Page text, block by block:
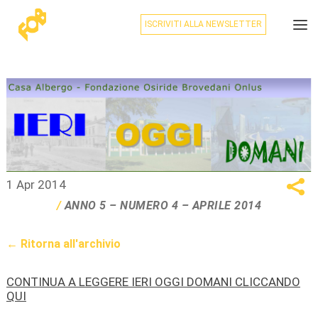
ISCRIVITI ALLA NEWSLETTER
ANNO 5 – NUMERO 4 – APRILE 2014
1 Apr 2014
← Ritorna all'archivio
CONTINUA A LEGGERE IERI OGGI DOMANI CLICCANDO
QUI